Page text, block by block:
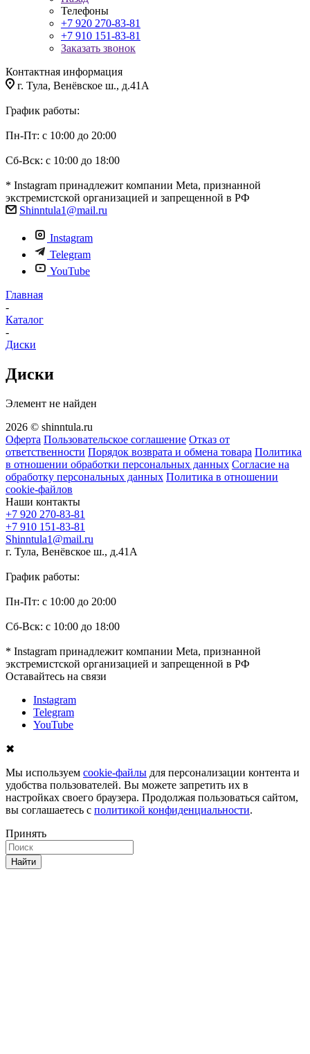
Телефоны
+7 920 270-83-81
+7 910 151-83-81
Заказать звонок
Контактная информация
г. Тула, Венёвское ш., д.41А
График работы:
Пн-Пт: с 10:00 до 20:00
Сб-Вск: с 10:00 до 18:00
* Instagram принадлежит компании Meta, признанной
экстремистской организацией и запрещенной в РФ
Shinntula1@mail.ru
Instagram
Telegram
YouTube
Главная
-
Каталог
-
Диски
Диски
Элемент не найден
2026 © shinntula.ru
Оферта Пользовательское соглашение Отказ от
ответственности Порядок возврата и обмена товара Политика
в отношении обработки персональных данных Согласие на
обработку персональных данных Политика в отношении
cookie-файлов
Наши контакты
+7 920 270-83-81
+7 910 151-83-81
Shinntula1@mail.ru
г. Тула, Венёвское ш., д.41А
График работы:
Пн-Пт: с 10:00 до 20:00
Сб-Вск: с 10:00 до 18:00
* Instagram принадлежит компании Meta, признанной
экстремистской организацией и запрещенной в РФ
Оставайтесь на связи
Instagram
Telegram
YouTube
✖
Мы используем cookie-файлы для персонализации контента и
удобства пользователей. Вы можете запретить их в
настройках своего браузера. Продолжая пользоваться сайтом,
вы соглашаетесь с политикой конфиденциальности.
Принять
Найти